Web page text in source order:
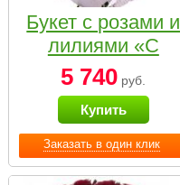
Заказать в один клик
Букет с розами и
лилиями «С
наилучшими
пожеланиями»
5 740 руб.
Купить